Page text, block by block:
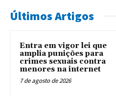
Últimos Artigos
Entra em vigor lei que
amplia punições para
crimes sexuais contra
menores na internet
7 de agosto de 2026